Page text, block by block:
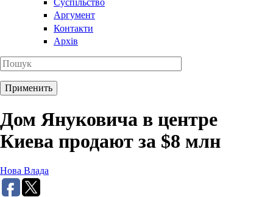
Суспільство
Аргумент
Контакти
Архів
Дом Януковича в центре
Киева продают за $8 млн
Нова Влада